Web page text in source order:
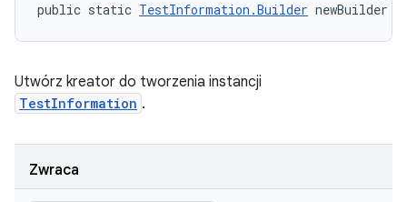
public static TestInformation.Builder newBuilder
Utwórz kreator do tworzenia instancji
TestInformation .
Zwraca